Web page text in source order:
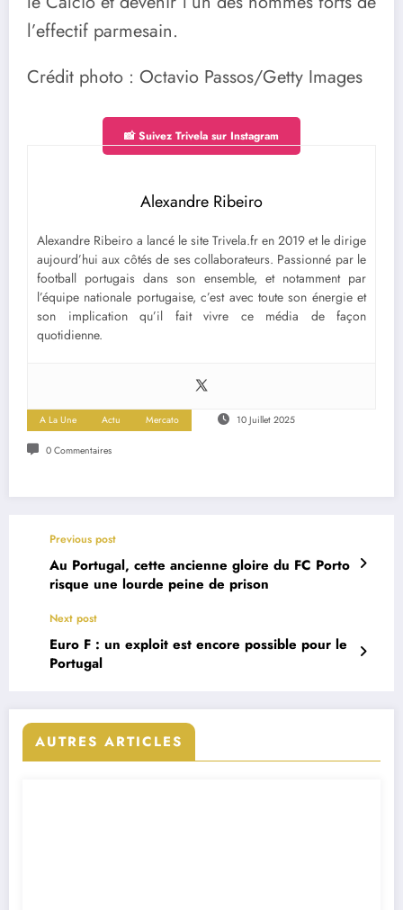
l’effectif parmesain.
Crédit photo : Octavio Passos/Getty Images
📸 Suivez Trivela sur Instagram
Alexandre Ribeiro
Alexandre Ribeiro a lancé le site Trivela.fr en 2019 et le dirige
aujourd’hui aux côtés de ses collaborateurs. Passionné par le
football portugais dans son ensemble, et notamment par
l’équipe nationale portugaise, c’est avec toute son énergie et
son implication qu’il fait vivre ce média de façon
quotidienne.
A La Une Actu Mercato 10 Juillet 2025
0 Commentaires
Previous post
Au Portugal, cette ancienne gloire du FC Porto
risque une lourde peine de prison
Next post
Euro F : un exploit est encore possible pour le
Portugal
AUTRES ARTICLES